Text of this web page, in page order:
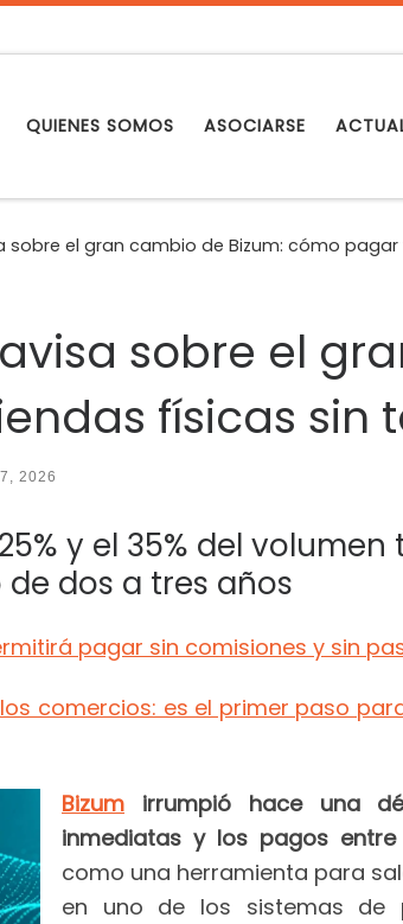
QUIENES SOMOS ASOCIARSE
sobre el gran cambio de Bizum: cómo
sobre el
físicas sin
2026
y el 35% del
dos a tres años
pagar sin comisiones y sin
comercios: es el primer paso
Bizum irrumpió hace una
inmediatas y los pagos
como una herramienta para
en uno de los sistemas de